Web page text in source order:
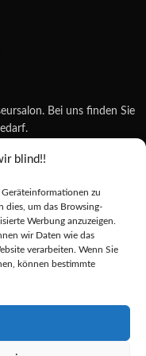
blind!!
zu
dies, um das Browsing-
Werbung anzuzeigen.
wir Daten wie das
verarbeiten. Wenn Sie
können bestimmte
Bei uns finden Sie
Ausstattung
2025.
MwSt.
bisherigen Preis in diesem